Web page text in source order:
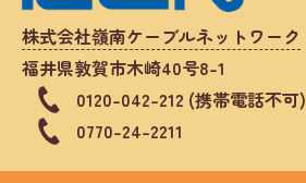
株式会社嶺南ケーブルネットワーク
福井県敦賀市木崎40号8-1
0120-042-212 (携帯電話不可)
0770-24-2211